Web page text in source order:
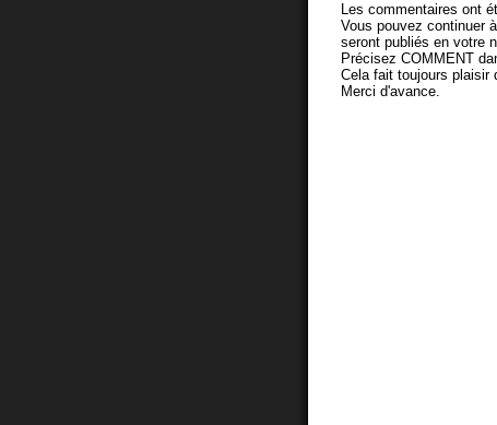
Les commentaires ont
Vous pouvez continuer
seront publiés en votre
Précisez COMMENT
Cela fait toujours plaisir
Merci d'avance.